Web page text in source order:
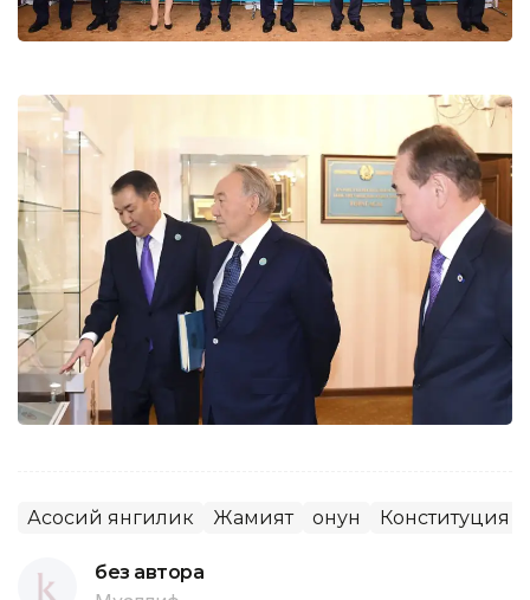
Асосий янгилик Жамият Қонун Конституция
без автора